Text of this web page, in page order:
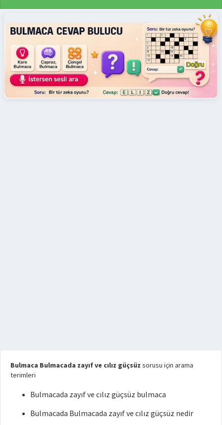
Bulmaca Bulmacada zayıf ve cılız güçsüz sorusu için arama
terimleri
Bulmacada zayıf ve cılız güçsüz bulmaca
Bulmacada Bulmacada zayıf ve cılız güçsüz nedir